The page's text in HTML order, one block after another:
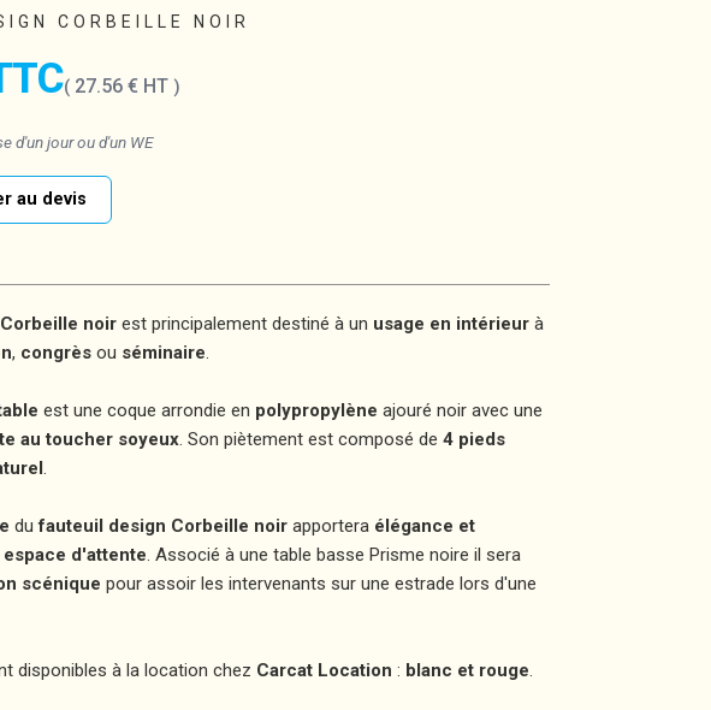
CORBEILLE NOIR
27.56 € HT
d'un jour ou d'un WE
au devis
noir est principalement destiné à un usage en intérieur à
, congrès ou séminaire.
est une coque arrondie en polypropylène ajouré noir avec une
au toucher soyeux. Son piètement est composé de4 pieds
.
dufauteuil design Corbeille noir apportera élégance et
espace d'attente. Associé à une table basse Prisme noire il sera
scénique pour assoir les intervenants sur une estrade lors d'une
disponibles à la location chez Carcat Location : blanc et rouge.